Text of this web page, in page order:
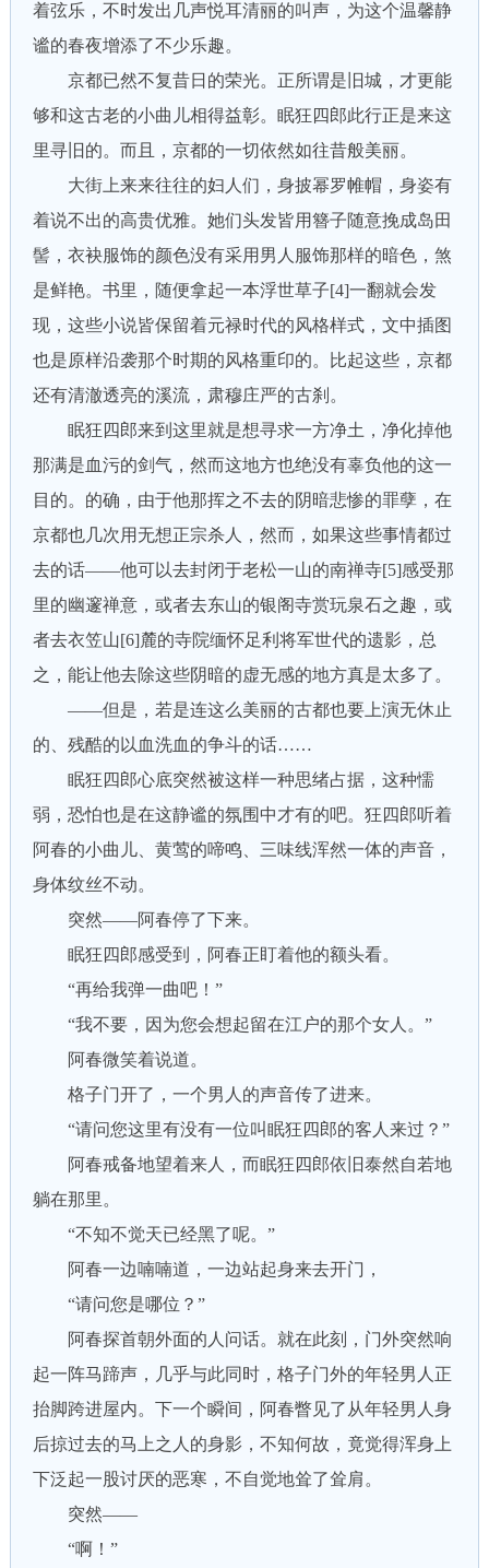
着弦乐，不时发出几声悦耳清丽的叫声，为这个温馨静
谧的春夜增添了不少乐趣。
京都已然不复昔日的荣光。正所谓是旧城，才更能
够和这古老的小曲儿相得益彰。眠狂四郎此行正是来这
里寻旧的。而且，京都的一切依然如往昔般美丽。
大街上来来往往的妇人们，身披幂罗帷帽，身姿有
着说不出的高贵优雅。她们头发皆用簪子随意挽成岛田
髻，衣袂服饰的颜色没有采用男人服饰那样的暗色，煞
是鲜艳。书里，随便拿起一本浮世草子[4]一翻就会发
现，这些小说皆保留着元禄时代的风格样式，文中插图
也是原样沿袭那个时期的风格重印的。比起这些，京都
还有清澈透亮的溪流，肃穆庄严的古刹。
眠狂四郎来到这里就是想寻求一方净土，净化掉他
那满是血污的剑气，然而这地方也绝没有辜负他的这一
目的。的确，由于他那挥之不去的阴暗悲惨的罪孽，在
京都也几次用无想正宗杀人，然而，如果这些事情都过
去的话——他可以去封闭于老松一山的南禅寺[5]感受那
里的幽邃禅意，或者去东山的银阁寺赏玩泉石之趣，或
者去衣笠山[6]麓的寺院缅怀足利将军世代的遗影，总
之，能让他去除这些阴暗的虚无感的地方真是太多了。
——但是，若是连这么美丽的古都也要上演无休止
的、残酷的以血洗血的争斗的话……
眠狂四郎心底突然被这样一种思绪占据，这种懦
弱，恐怕也是在这静谧的氛围中才有的吧。狂四郎听着
阿春的小曲儿、黄莺的啼鸣、三味线浑然一体的声音，
身体纹丝不动。
突然——阿春停了下来。
眠狂四郎感受到，阿春正盯着他的额头看。
“再给我弹一曲吧！”
“我不要，因为您会想起留在江户的那个女人。”
阿春微笑着说道。
格子门开了，一个男人的声音传了进来。
“请问您这里有没有一位叫眠狂四郎的客人来过？”
阿春戒备地望着来人，而眠狂四郎依旧泰然自若地
躺在那里。
“不知不觉天已经黑了呢。”
阿春一边喃喃道，一边站起身来去开门，
“请问您是哪位？”
阿春探首朝外面的人问话。就在此刻，门外突然响
起一阵马蹄声，几乎与此同时，格子门外的年轻男人正
抬脚跨进屋内。下一个瞬间，阿春瞥见了从年轻男人身
后掠过去的马上之人的身影，不知何故，竟觉得浑身上
下泛起一股讨厌的恶寒，不自觉地耸了耸肩。
突然——
“啊！”